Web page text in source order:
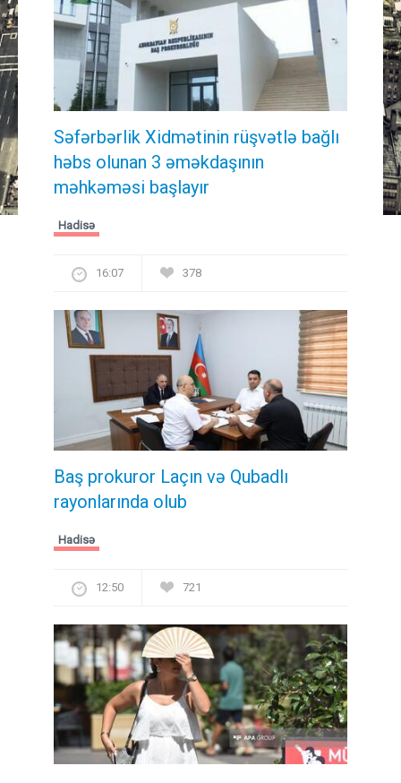
Səfərbərlik Xidmətinin rüşvətlə bağlı
həbs olunan 3 əməkdaşının
məhkəməsi başlayır
Hadisə
16:07 378
Baş prokuror Laçın və Qubadlı
rayonlarında olub
Hadisə
12:50 721